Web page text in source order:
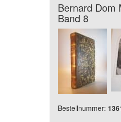
Bernard Dom
Band 8
Bestellnummer: